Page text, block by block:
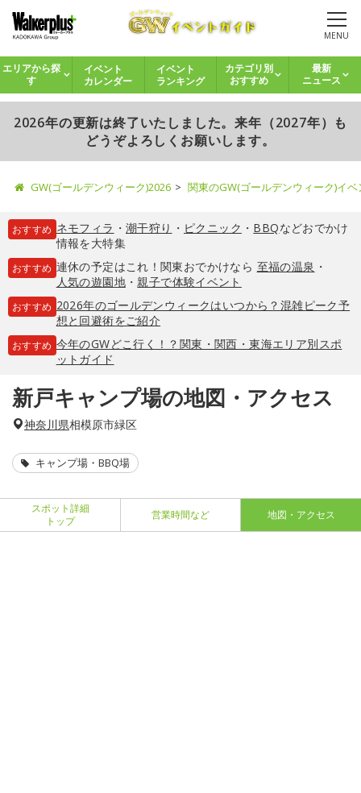
MENU
エリアから探
す
イベント
カレンダー
イベント
ランキング
カテゴリ別
おすすめ
最新
ニュース
2026年の更新は終了いたしました。来年（2027年）も
どうぞよろしくお願いします。
GW(ゴールデンウィーク)2026 関東のGW(ゴールデンウィーク)イ
おすすめ ネモフィラ ・ 潮干狩り ・ ピクニック ・ BBQなどおでかけ
情報を大特集
おすすめ 連休の予定はこれ！関東おでかけなら 至福の温泉 ・
人気の遊園地・親子で体験イベント
おすすめ 2026年のゴールデンウィークはいつから？混雑ピーク予
想と回避術をご紹介
おすすめ 今年のGWどこ行く！？関東・関西・東海エリア別スポ
ットガイド
新戸キャンプ場の地図・アクセス
神奈川県相模原市緑区
キャンプ場・BBQ場
スポット詳細
トップ
営業時間など 地図・アクセス